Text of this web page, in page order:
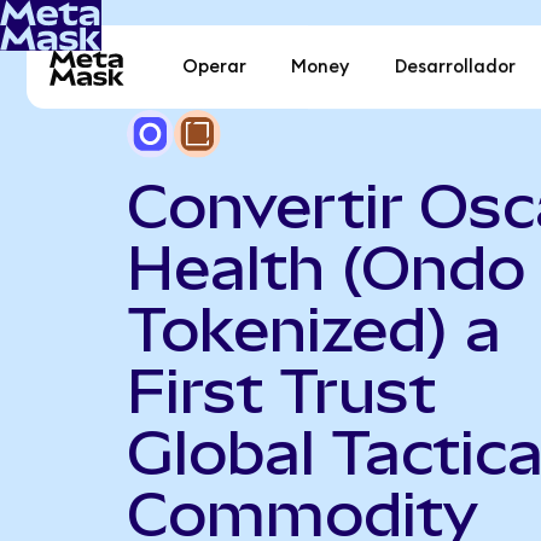
Operar Money Desarrollador
Convertir
Health (Ondo
Tokenized) a
First Trust
Global
Commodity